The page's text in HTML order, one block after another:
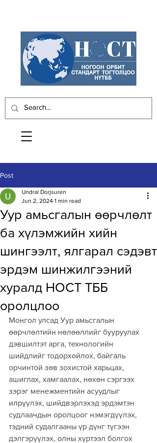
Post
Уур амьсгалын өөрчлөлт
ба хүлэмжийн хийн
шингээлт, ялгарал сэдэвт
эрдэм шинжилгээний
хуралд НОСТ ТББ
оролцлоо
Undral Dorjsuren
Jun 2, 2024 1 min read
Монгол улсад Уур амьсгалын
өөрчлөлтийн нөлөөллийг бууруулах
дэвшилтэт арга, технологийн
шийдлийг тодорхойлох, байгаль
орчинтой зөв зохистой харьцах,
ашиглах, хамгаалах, нөхөн сэргээх
зэрэг менежментийн асуудлыг
илрүүлэх, шийдвэрлэхэд эрдэмтэн
судлаачдын оролцоог нэмэгдүүлэх,
тэдний судалгааны үр дүнг түгээн
дэлгэрүүлэх, олны хүртээл болгох